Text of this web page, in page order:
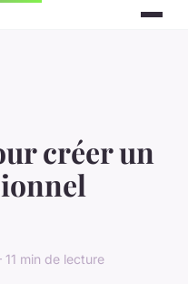
créer un
min de lecture